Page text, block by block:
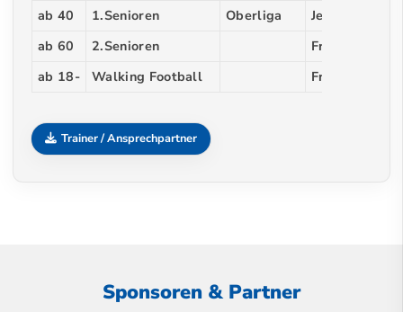
ab 40
1.Senioren Oberliga
Jens Glöckner
ab 60
2.Senioren
Frank
ab 18-
Walking Football Frank Meyer
Trainer / Ansprechpartner
Sponsoren & Partner